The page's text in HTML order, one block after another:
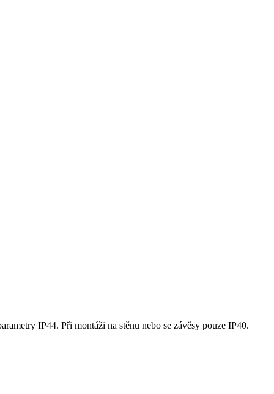
IP44. Při montáži na stěnu nebo se závěsy pouze IP40.